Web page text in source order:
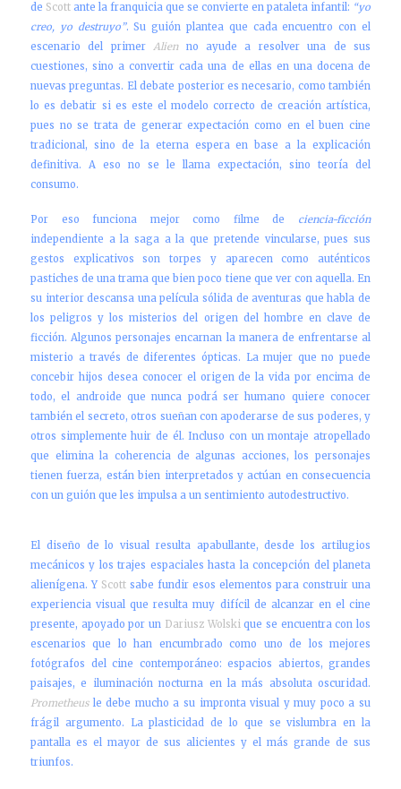
de Scott ante la franquicia que se convierte en pataleta infantil: “yo
creo, yo destruyo”. Su guión plantea que cada encuentro con el
escenario del primerAlienno ayude a resolver una de sus
cuestiones, sino a convertir cada una de ellas en una docena de
nuevas preguntas. El debate posterior es necesario, como también
lo es debatir si es este el modelo correcto de creación artística,
pues no se trata de generar expectación como en el buen cine
tradicional, sino de la eterna espera en base a la explicación
definitiva. A eso no se le llama expectación, sino teoría del
consumo.
Por eso funciona mejor como filme de ciencia-ficción
independiente a la saga a la que pretende vincularse, pues sus
gestos explicativos son torpes y aparecen como auténticos
pastiches de una trama que bien poco tiene que ver con aquella. En
su interior descansa una película sólida de aventuras que habla de
los peligros y los misterios del origen del hombre en clave de
ficción. Algunos personajes encarnan la manera de enfrentarse al
misterio a través de diferentes ópticas. La mujer que no puede
concebir hijos desea conocer el origen de la vida por encima de
todo, el androide que nunca podrá ser humano quiere conocer
también el secreto, otros sueñan con apoderarse de sus poderes, y
otros simplemente huir de él. Incluso con un montaje atropellado
que elimina la coherencia de algunas acciones, los personajes
tienen fuerza, están bien interpretados y actúan en consecuencia
con un guión que les impulsa a un sentimiento autodestructivo.
El diseño de lo visual resulta apabullante, desde los artilugios
mecánicos y los trajes espaciales hasta la concepción del planeta
alienígena. Y Scott sabe fundir esos elementos para construir una
experiencia visual que resulta muy difícil de alcanzar en el cine
presente, apoyado por un Dariusz Wolski que se encuentra con los
escenarios que lo han encumbrado como uno de los mejores
fotógrafos del cine contemporáneo: espacios abiertos, grandes
paisajes, e iluminación nocturna en la más absoluta oscuridad.
Prometheusle debe mucho a su impronta visual y muy poco a su
frágil argumento. La plasticidad de lo que se vislumbra en la
pantalla es el mayor de sus alicientes y el más grande de sus
triunfos.